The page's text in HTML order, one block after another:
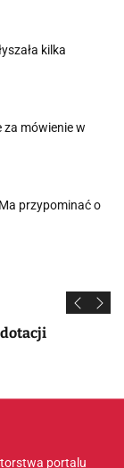
kilka
za mówienie w
przypominać o
portalu